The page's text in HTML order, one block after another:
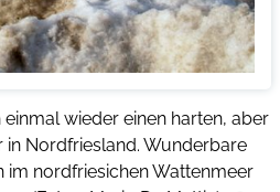
wieder einen harten, aber
in Nordfriesland. Wunderbare
im nordfriesichen Wattenmeer